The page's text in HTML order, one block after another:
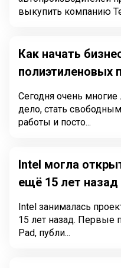
выкупить компанию
Как начать
полиэтиленовых
Сегодня очень многие
дело, стать
работы и посто...
Intel могла
ещё 15 лет назад
Intel занималась
15 лет назад. Первые
Pad, публи...